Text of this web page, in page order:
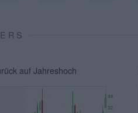
auf Jahreshoch